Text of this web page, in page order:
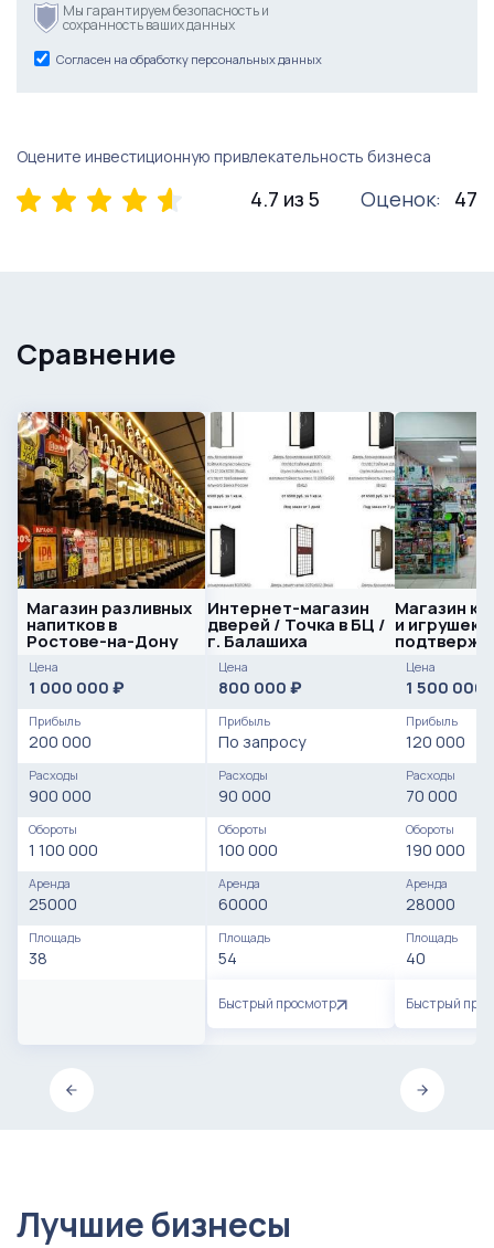
Мы гарантируем безопасность и
сохранность ваших данных
Согласен на обработку персональных данных
Оцените инвестиционную привлекательность бизнеса
4.7 из 5 Оценок: 47
Сравнение
Магазин разливных
напитков в
Ростове-на-Дону
Цена
1 000 000 ₽
Прибыль
200 000
Расходы
900 000
Обороты
1 100 000
Аренда
25000
Площадь
38
Интернет-магазин
дверей / Точка в БЦ /
г. Балашиха
Цена
800 000 ₽
Прибыль
По запросу
Расходы
90 000
Обороты
100 000
Аренда
60000
Площадь
54
Быстрый просмотр
Магазин
и игрушек с
прибылью
Цена
1 500 000
Прибыль
120 000
Расходы
70 000
Обороты
190 000
Аренда
28000
Площадь
40
Быстрый
Лучшие бизнесы